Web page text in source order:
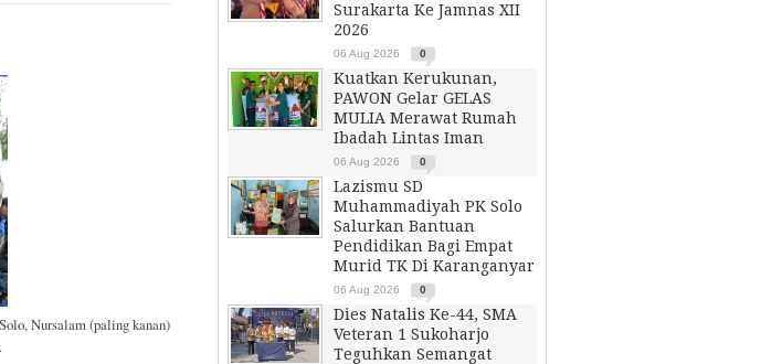
Nursalam (paling kanan)
Surakarta Ke Jamnas XII
2026
06 Aug 2026 0
Kuatkan Kerukunan,
PAWON Gelar GELAS
MULIA Merawat Rumah
Ibadah Lintas Iman
06 Aug 2026 0
Lazismu SD
Muhammadiyah PK Solo
Salurkan Bantuan
Pendidikan Bagi Empat
Murid TK Di Karanganyar
06 Aug 2026 0
Dies Natalis Ke-44, SMA
Veteran 1 Sukoharjo
Teguhkan Semangat